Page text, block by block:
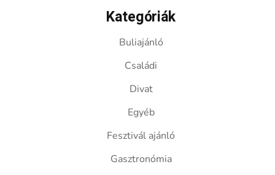
Kategóriák
Buliajánló
Családi
Divat
Egyéb
Fesztivál ajánló
Gasztronómia